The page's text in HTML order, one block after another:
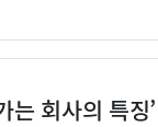
는 회사의 특징’